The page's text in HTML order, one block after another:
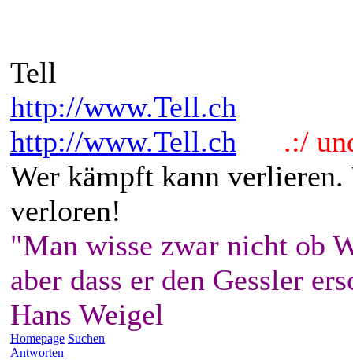
Tell
http://www.Tell.ch
http://www.Tell.ch
.:/
Wer kämpft kann
verloren!
"Man wisse zwar nicht ob
aber dass er den Gessler
Hans Weigel
Homepage Suchen
Antworten